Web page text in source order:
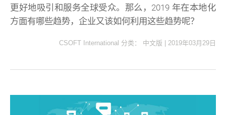
更好地吸引和服务全球受众。那么，2019 年在本地化
方面有哪些趋势，企业又该如何利用这些趋势呢？
CSOFT International 分类： 中文版 | 2019年03月29日